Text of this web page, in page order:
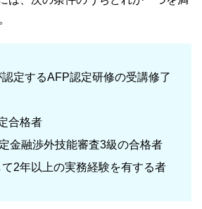
定するAFP認定研修の受講修了
合格者
金融渉外技能審査3級の合格者
2年以上の実務経験を有する者